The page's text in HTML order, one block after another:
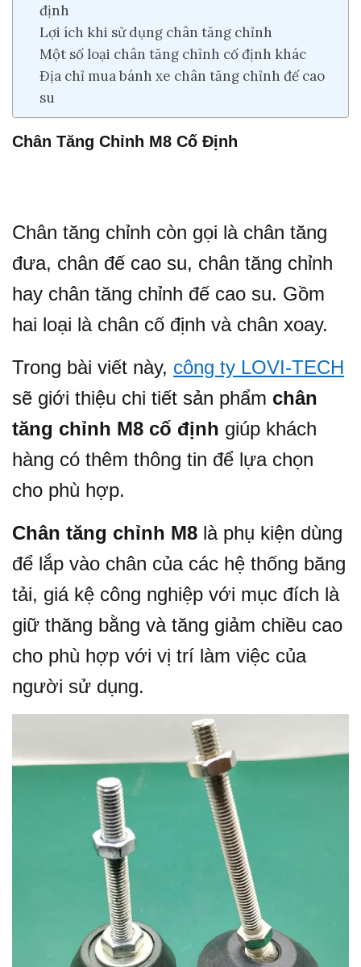
định
Lợi ích khi sử dụng chân tăng chỉnh
Một số loại chân tăng chỉnh cố định khác
Địa chỉ mua bánh xe chân tăng chỉnh đế cao
su
Chân Tăng Chỉnh M8 Cố Định
Chân tăng chỉnh còn gọi là chân tăng
đưa, chân đế cao su, chân tăng chỉnh
hay chân tăng chỉnh đế cao su. Gồm
hai loại là chân cố định và chân xoay.
Trong bài viết này, công ty LOVI-TECH
sẽ giới thiệu chi tiết sản phẩm chân
tăng chỉnh M8 cố định giúp khách
hàng có thêm thông tin để lựa chọn
cho phù hợp.
Chân tăng chỉnh M8 là phụ kiện dùng
để lắp vào chân của các hệ thống băng
tải, giá kệ công nghiệp với mục đích là
giữ thăng bằng và tăng giảm chiều cao
cho phù hợp với vị trí làm việc của
người sử dụng.